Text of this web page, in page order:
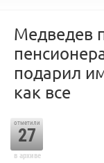
Медведев
подарил
как все
отметили
27
в архиве